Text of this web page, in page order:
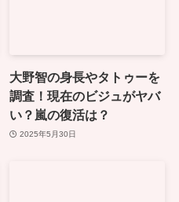
大野智の身長やタトゥーを
調査！現在のビジュがヤバ
い？嵐の復活は？
2025年5月30日